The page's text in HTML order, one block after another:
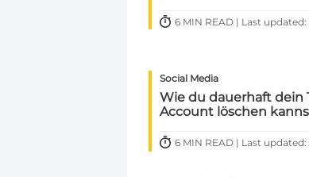
6 MIN READ | Last updated:
Social Media
Wie du dauerhaft dein
Account löschen
6 MIN READ | Last updated: